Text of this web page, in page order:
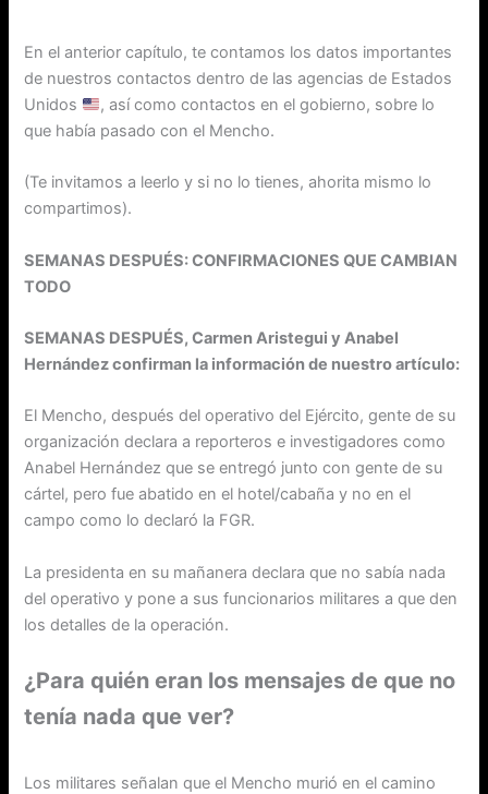
En el anterior capítulo, te contamos los datos importantes
de nuestros contactos dentro de las agencias de Estados
Unidos
, así como contactos en el gobierno, sobre lo
que había pasado con el Mencho.
(Te invitamos a leerlo y si no lo tienes, ahorita mismo lo
compartimos).
SEMANAS DESPUÉS: CONFIRMACIONES QUE CAMBIAN
TODO
SEMANAS DESPUÉS, Carmen Aristegui y Anabel
Hernández confirman la información de nuestro artículo:
El Mencho, después del operativo del Ejército, gente de su
organización declara a reporteros e investigadores como
Anabel Hernández que se entregó junto con gente de su
cártel, pero fue abatido en el hotel/cabaña y no en el
campo como lo declaró la FGR.
La presidenta en su mañanera declara que no sabía nada
del operativo y pone a sus funcionarios militares a que den
los detalles de la operación.
¿Para quién eran los mensajes de que no
tenía nada que ver?
Los militares señalan que el Mencho murió en el camino